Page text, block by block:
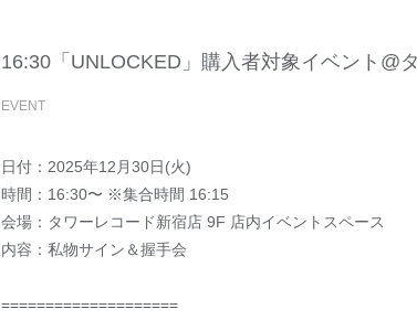
16:30「UNLOCKED」購入者対象イベント@
EVENT
日付：2025年12月30日(火)
時間：16:30〜 ※集合時間 16:15
会場：タワーレコード新宿店 9F 店内イベントスペース
内容：私物サイン＆握手会
====================